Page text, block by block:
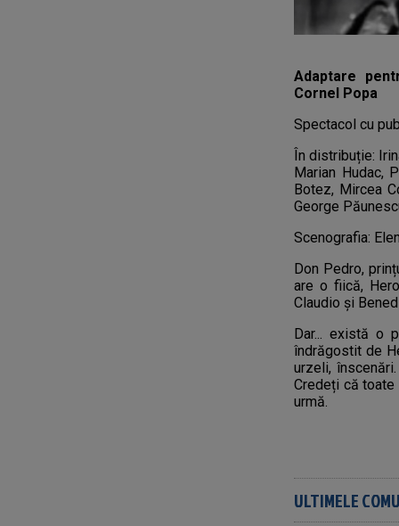
Adaptare
Cornel Popa
Spectacol cu
În distribuție:
Marian Hudac,
Botez, Mircea
George
Scenografia:
Don Pedro,
are o fiică,
Claudio și
Dar... există o
îndrăgostit de
urzeli,
Credeți că toate
urmă.
ULTIMELE